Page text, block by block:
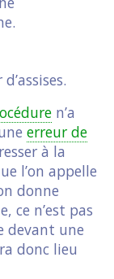
n’a
erreur de
à la
l’on appelle
donne
ce n’est pas
devant une
donc lieu